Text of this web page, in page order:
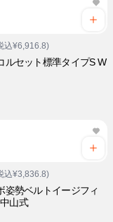
込¥6,916.8)
ルセット標準タイプS W
込¥3,836.8)
姿勢ベルトイージフィ
山式